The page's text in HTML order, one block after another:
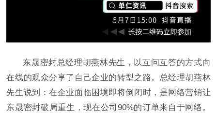
东晟密封总经理胡燕林先生，以互问互答的方式向
在线的观众分享了自己企业的转型之路。总经理胡燕林
先生说到：在企业面临困境即将倒闭时，是网络营销让
东晟密封破局重生，现在公司90%的订单来自于网络。